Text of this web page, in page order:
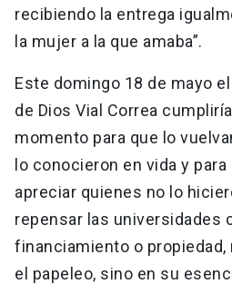
recibiendo la entrega
la mujer a la que amaba”.
Este domingo 18 de mayo
de Dios Vial Correa
momento para que lo
lo conocieron en vida y para
apreciar quienes no lo
repensar las universidades
financiamiento o propiedad,
el papeleo, sino en su